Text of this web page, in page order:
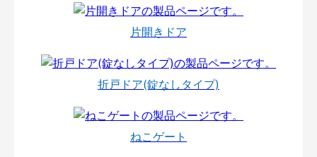
片開きドア
折戸ドア(錠なしタイプ)
ねこゲート